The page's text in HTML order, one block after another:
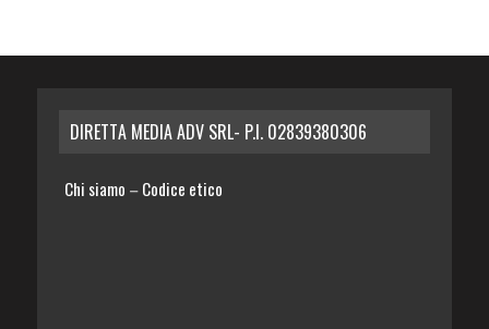
DIRETTA MEDIA ADV SRL- P.I. 02839380306
Chi siamo – Codice etico